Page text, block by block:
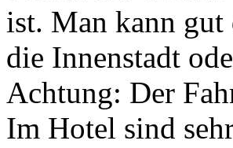
ist. Man kann gut
die Innenstadt
Achtung: Der
Im Hotel sind